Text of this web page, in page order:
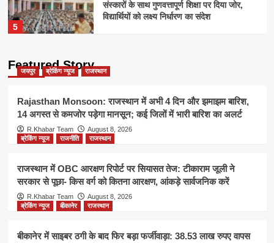
5
संस्कारों के साथ गुणवत्तापूर्ण शिक्षा पर दिया जोर,
विद्यार्थियों को लक्ष्य निर्धारण का संदेश
Featured Story
जयपुर ब्रेकिंग न्यूज राजस्थान
Rajasthan Monsoon: राजस्थान में अभी 4 दिन और झमाझम बारिश,
14 अगस्त से कमजोर पड़ेगा मानसून; कई जिलों में भारी बारिश का अलर्ट
R.Khabar Team
August 8, 2026
ब्रेकिंग न्यूज
राजनीति राजस्थान
राजस्थान में OBC आरक्षण रिपोर्ट पर सियासत तेज: टीकाराम जूली ने
सरकार से पूछा- किस वर्ग को कितना आरक्षण, आंकड़े सार्वजनिक करें
R.Khabar Team
August 8, 2026
ब्रेकिंग न्यूज
बीकानेर राजस्थान
बीकानेर में साइबर ठगी के बाद फिर बड़ा फर्जीवाड़ा: 38.53 लाख रुपए वापस